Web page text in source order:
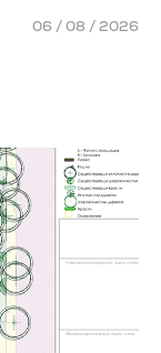
06 / 08 / 2026